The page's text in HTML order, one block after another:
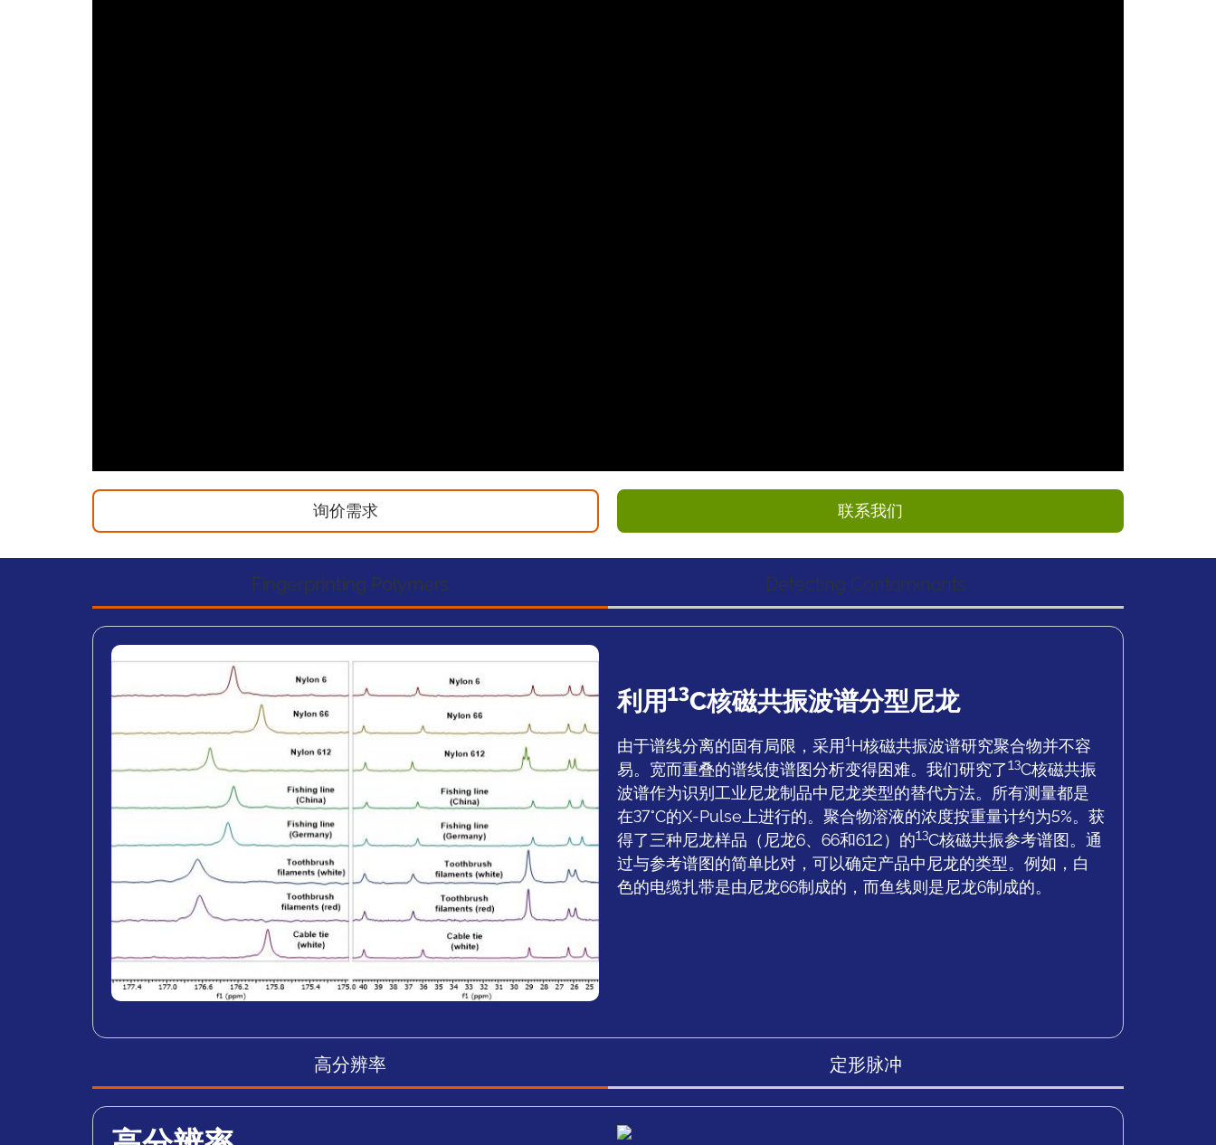
询价需求 联系我们
Fingerprinting Polymers Detecting Contaminants
利用 13C核磁共振波谱分型尼龙
由于谱线分离的固有局限，采用1H核磁共振波谱研究聚合物并不容
易。宽而重叠的谱线使谱图分析变得困难。我们研究了13C核磁共振
波谱作为识别工业尼龙制品中尼龙类型的替代方法。所有测量都是
在37°C的X-Pulse上进行的。聚合物溶液的浓度按重量计约为5%。获
得了三种尼龙样品（尼龙6、66和612）的13C核磁共振参考谱图。通
过与参考谱图的简单比对，可以确定产品中尼龙的类型。例如，白
色的电缆扎带是由尼龙66制成的，而鱼线则是尼龙6制成的。
高分辨率 定形脉冲